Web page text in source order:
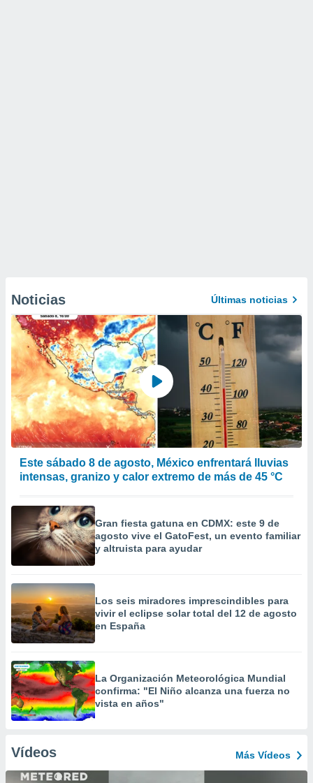
Noticias Últimas noticias
Este sábado 8 de agosto, México enfrentará lluvias
intensas, granizo y calor extremo de más de 45 °C
Gran fiesta gatuna en CDMX: este 9 de
agosto vive el GatoFest, un evento familiar
y altruista para ayudar
Los seis miradores imprescindibles para
vivir el eclipse solar total del 12 de agosto
en España
La Organización Meteorológica Mundial
confirma: "El Niño alcanza una fuerza no
vista en años"
Vídeos Más Vídeos